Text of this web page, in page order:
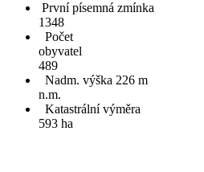
První písemná zmínka
1348
Počet
obyvatel
489
Nadm. výška 226 m
n.m.
Katastrální výměra
593 ha